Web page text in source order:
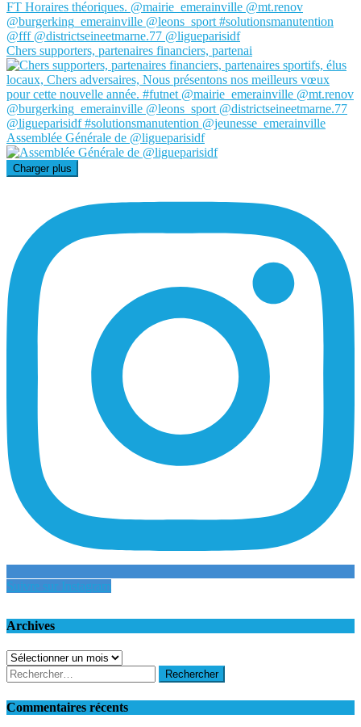
Chers supporters, partenaires financiers, partenai
Assemblée Générale de @ligueparisidf
Charger plus
Suivre sur Instagram
Archives
Archives
Rechercher :
Commentaires récents